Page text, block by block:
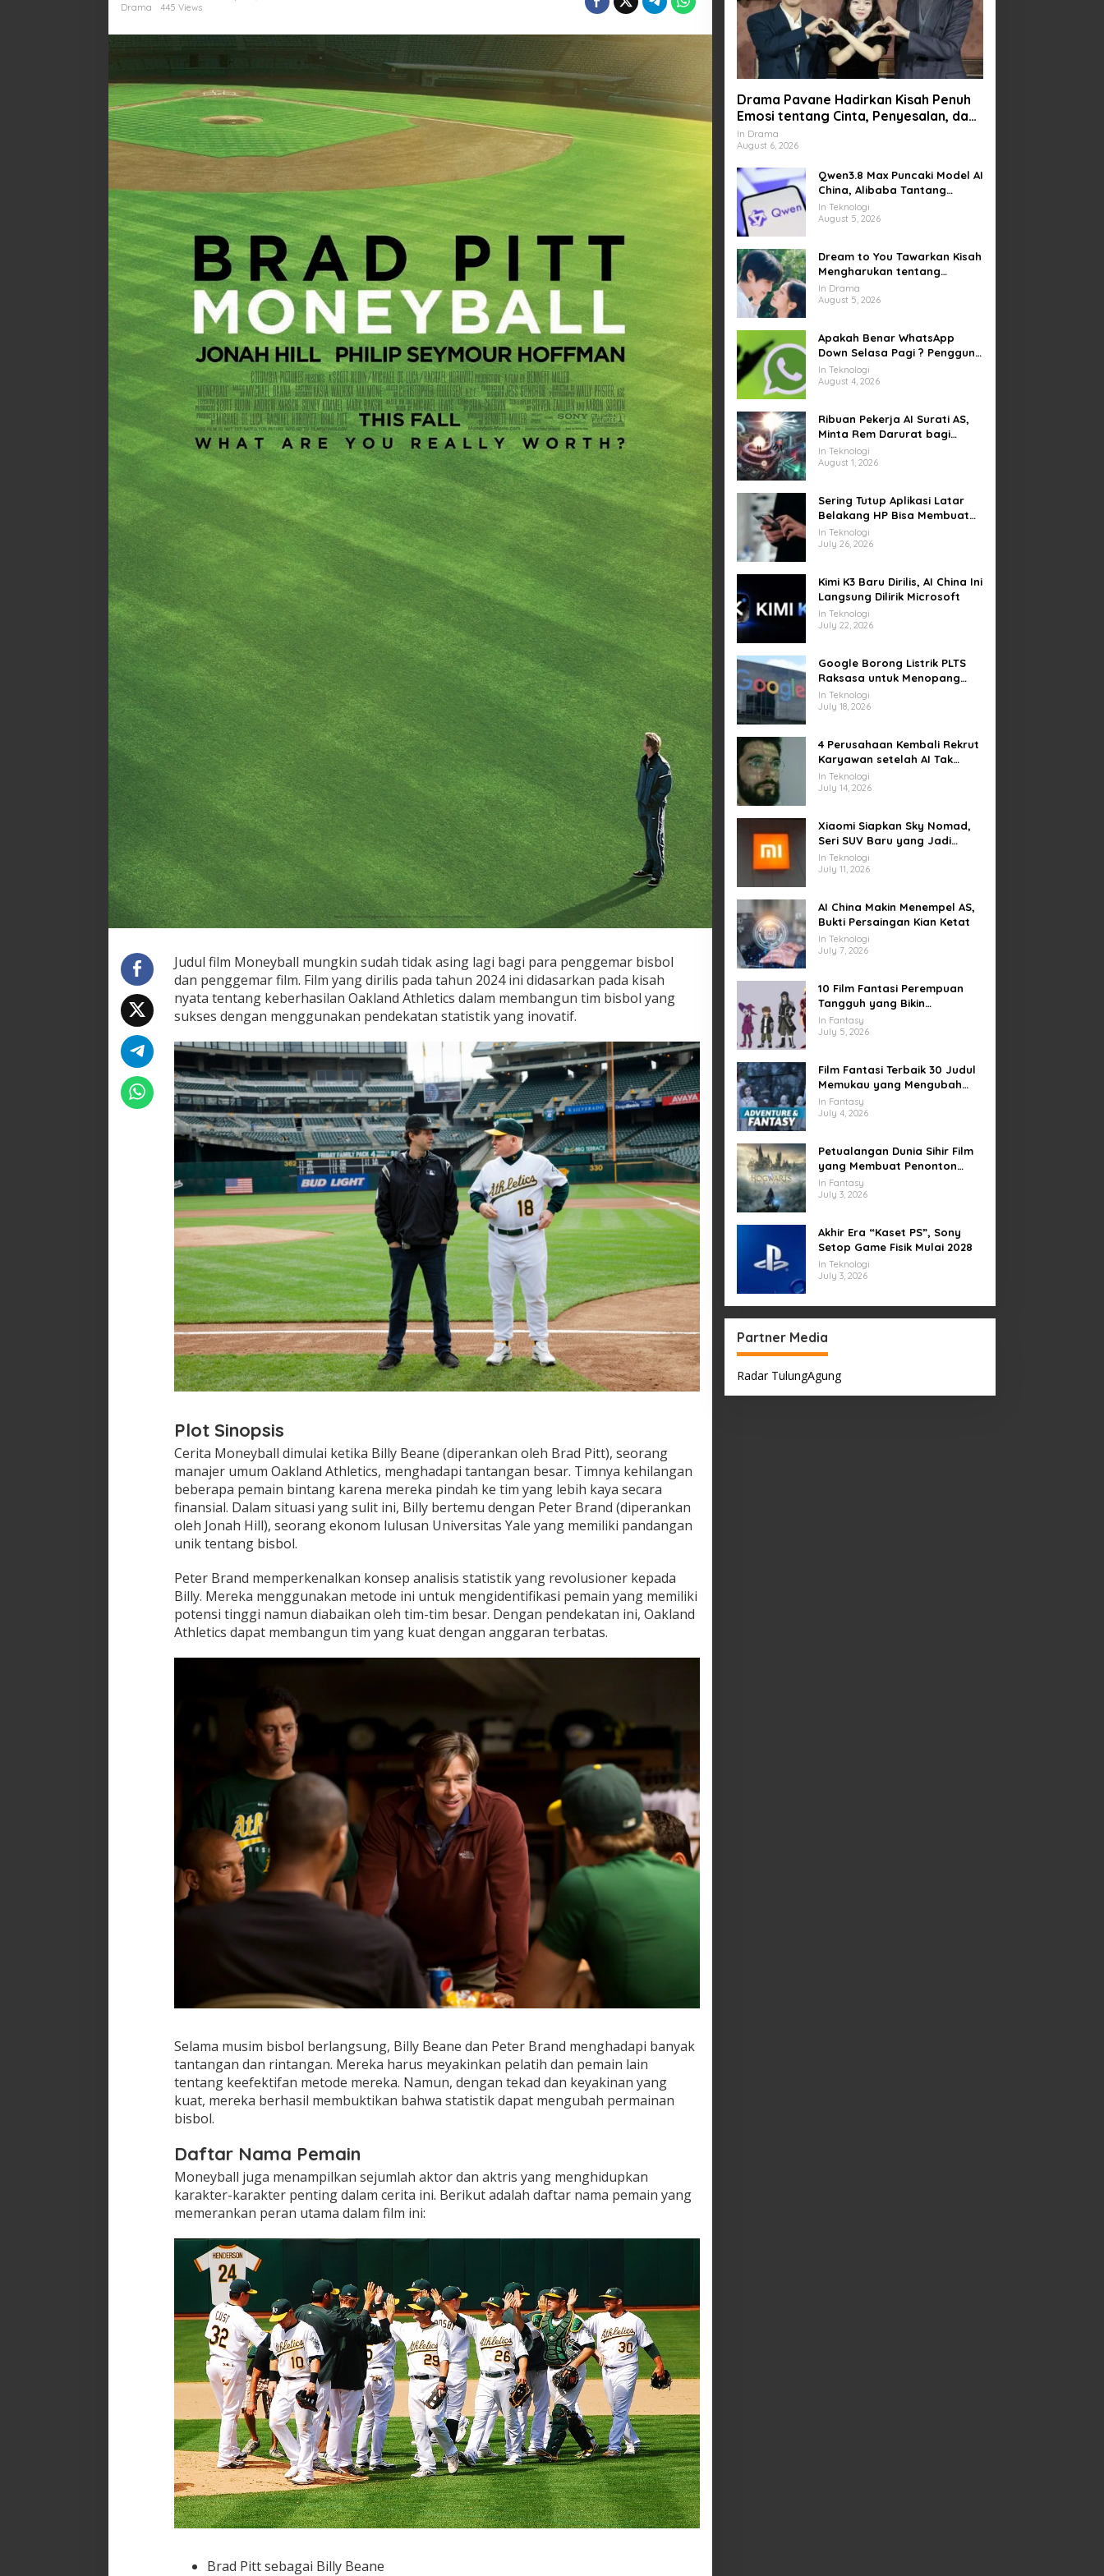
Drama
445 Views
Judul film Moneyball mungkin sudah tidak asing lagi bagi para penggemar bisbol
dan penggemar film. Film yang dirilis pada tahun 2024 ini didasarkan pada kisah
nyata tentang keberhasilan Oakland Athletics dalam membangun tim bisbol yang
sukses dengan menggunakan pendekatan statistik yang inovatif.
Plot Sinopsis
Cerita Moneyball dimulai ketika Billy Beane (diperankan oleh Brad Pitt), seorang
manajer umum Oakland Athletics, menghadapi tantangan besar. Timnya kehilangan
beberapa pemain bintang karena mereka pindah ke tim yang lebih kaya secara
finansial. Dalam situasi yang sulit ini, Billy bertemu dengan Peter Brand (diperankan
oleh Jonah Hill), seorang ekonom lulusan Universitas Yale yang memiliki pandangan
unik tentang bisbol.
Peter Brand memperkenalkan konsep analisis statistik yang revolusioner kepada
Billy. Mereka menggunakan metode ini untuk mengidentifikasi pemain yang memiliki
potensi tinggi namun diabaikan oleh tim-tim besar. Dengan pendekatan ini, Oakland
Athletics dapat membangun tim yang kuat dengan anggaran terbatas.
Selama musim bisbol berlangsung, Billy Beane dan Peter Brand menghadapi banyak
tantangan dan rintangan. Mereka harus meyakinkan pelatih dan pemain lain
tentang keefektifan metode mereka. Namun, dengan tekad dan keyakinan yang
kuat, mereka berhasil membuktikan bahwa statistik dapat mengubah permainan
bisbol.
Daftar Nama Pemain
Moneyball juga menampilkan sejumlah aktor dan aktris yang menghidupkan
karakter-karakter penting dalam cerita ini. Berikut adalah daftar nama pemain yang
memerankan peran utama dalam film ini:
Brad Pitt sebagai Billy Beane
Drama Pavane Hadirkan Kisah Penuh
Emosi tentang Cinta, Penyesalan, dan
Kesempatan Memulai Kembali
In Drama
August 6, 2026
Qwen3.8 Max Puncaki Model AI
China, Alibaba Tantang
Pemain Global
In Teknologi
August 5, 2026
Dream to You Tawarkan Kisah
Mengharukan tentang
Perjuangan Meraih Mimpi
yang Sempat Tertunda
In Drama
August 5, 2026
Apakah Benar WhatsApp
Down Selasa Pagi ? Pengguna
Kesulitan Kirim Gambar dan
Video di Sejumlah Wilayah
In Teknologi
August 4, 2026
Ribuan Pekerja AI Surati AS,
Minta Rem Darurat bagi
Teknologi Canggih
In Teknologi
August 1, 2026
Sering Tutup Aplikasi Latar
Belakang HP Bisa Membuat
Baterai Lebih Boros
In Teknologi
July 26, 2026
Kimi K3 Baru Dirilis, AI China Ini
Langsung Dilirik Microsoft
In Teknologi
July 22, 2026
Google Borong Listrik PLTS
Raksasa untuk Menopang
Pusat Data dan AI
In Teknologi
July 18, 2026
4 Perusahaan Kembali Rekrut
Karyawan setelah AI Tak
Penuhi Harapan
In Teknologi
July 14, 2026
Xiaomi Siapkan Sky Nomad,
Seri SUV Baru yang Jadi
Sorotan Otomotif Dunia
In Teknologi
July 11, 2026
AI China Makin Menempel AS,
Bukti Persaingan Kian Ketat
In Teknologi
July 7, 2026
10 Film Fantasi Perempuan
Tangguh yang Bikin
Terinspirasi, Termasuk Damsel
In Fantasy
July 5, 2026
Film Fantasi Terbaik 30 Judul
Memukau yang Mengubah
Imajinasi
In Fantasy
July 4, 2026
Petualangan Dunia Sihir Film
yang Membuat Penonton
Terpukau Selamanya
In Fantasy
July 3, 2026
Akhir Era “Kaset PS”, Sony
Setop Game Fisik Mulai 2028
In Teknologi
July 3, 2026
Partner Media
Radar TulungAgung